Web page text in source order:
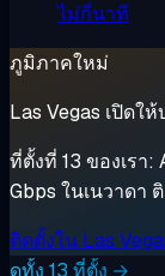
ไม่กี่นาที
ภูมิภาคใหม่
Las Vegas เปิดใ
ที่ตั้งที่ 13 ของเรา:
Gbps ในเนวาดา
ติดตั้งใน Las
ดูทั้ง 13 ที่ตั้ง →